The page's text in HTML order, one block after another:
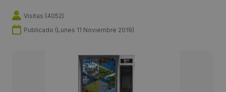
Visitas (4052)
Publicado (Lunes 11 Noviembre 2019)